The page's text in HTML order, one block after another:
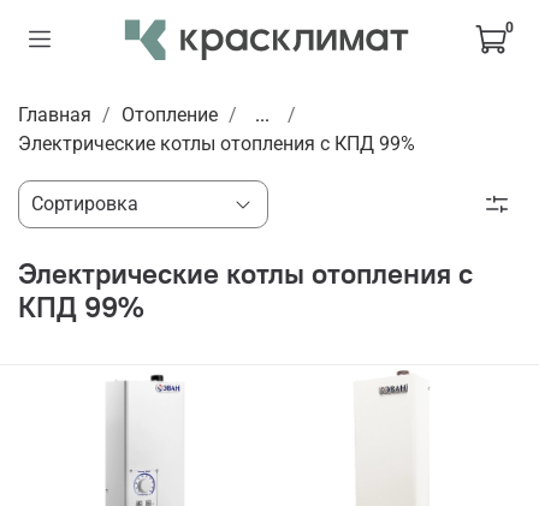
0
Главная Отопление
...
Электрические котлы отопления с КПД 99%
Электрические котлы отопления с
КПД 99%